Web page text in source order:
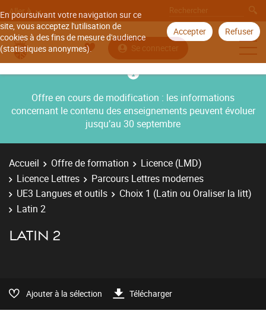
En poursuivant votre navigation sur ce
site, vous acceptez l'utilisation de
cookies à des fins de mesure d'audience
(statistiques anonymes).
Accepter Refuser
Aller à
Se connecter
Offre en cours de modification : les informations
concernant le contenu des enseignements peuvent évoluer
jusqu’au 30 septembre
Accueil Offre de formation
Licence (LMD)
Licence Lettres
Parcours Lettres modernes
UE3 Langues et outils
Choix 1 (Latin ou Oraliser la litt)
Latin 2
LATIN 2
Ajouter à la sélection Télécharger